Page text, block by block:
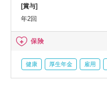
[賞与]
年2回
保険
健康 厚生年金 雇用